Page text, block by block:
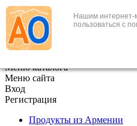
Нашим интернет-
пользоваться с
+7 (495) 646-888-1
В корзине 0
Меню каталога
Меню сайта
Вход
Регистрация
Продукты из Армении